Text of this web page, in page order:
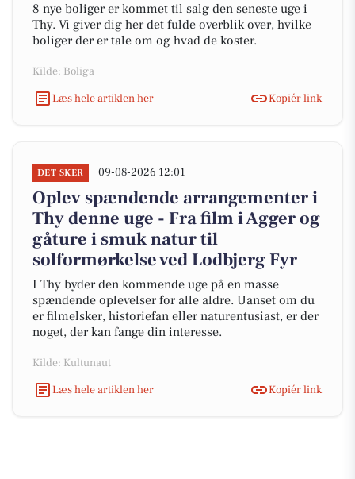
8 nye boliger er kommet til salg den seneste uge i
Thy. Vi giver dig her det fulde overblik over, hvilke
boliger der er tale om og hvad de koster.
Kilde: Boliga
Læs hele artiklen her
Kopiér link
DET SKER 09-08-2026 12:01
Oplev spændende arrangementer i
Thy denne uge - Fra film i Agger og
gåture i smuk natur til
solformørkelse ved Lodbjerg Fyr
I Thy byder den kommende uge på en masse
spændende oplevelser for alle aldre. Uanset om du
er filmelsker, historiefan eller naturentusiast, er der
noget, der kan fange din interesse.
Kilde: Kultunaut
Læs hele artiklen her
Kopiér link